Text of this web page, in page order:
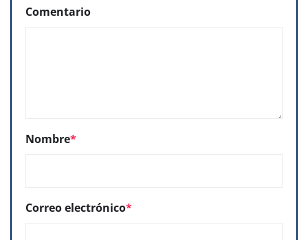
Comentario
Nombre*
Correo electrónico*